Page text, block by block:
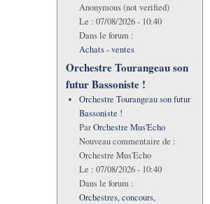
Anonymous (not verified)
Le : 07/08/2026 - 10:40
Dans le forum :
Achats - ventes
Orchestre Tourangeau son
futur Bassoniste !
Orchestre Tourangeau son futur
Bassoniste !
ParOrchestre Mus'Echo
Nouveau commentaire de :
Orchestre Mus'Echo
Le : 07/08/2026 - 10:40
Dans le forum :
Orchestres, concours,